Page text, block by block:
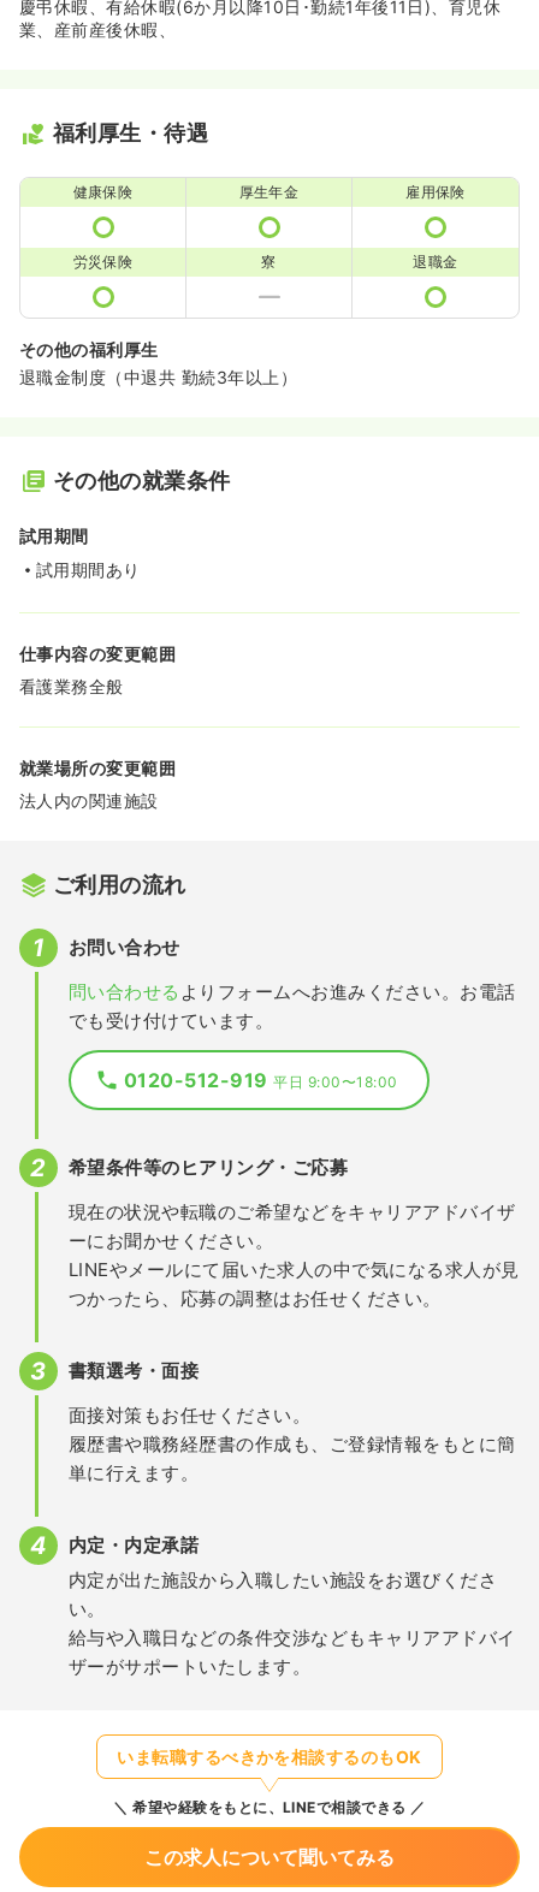
慶弔休暇、有給休暇(6か月以降10日･勤続1年後11日)、育児休
業、産前産後休暇、
福利厚生・待遇
健康保険 厚生年金 雇用保険
労災保険 寮 退職金
その他の福利厚生
退職金制度（中退共 勤続3年以上）
その他の就業条件
試用期間
試用期間あり
仕事内容の変更範囲
看護業務全般
就業場所の変更範囲
法人内の関連施設
ご利用の流れ
お問い合わせ
問い合わせる よりフォームへお進みください。お電話
でも受け付けています。
0120-512-919平日 9:00〜18:00
希望条件等のヒアリング・ご応募
現在の状況や転職のご希望などをキャリアアドバイザ
ーにお聞かせください。
LINEやメールにて届いた求人の中で気になる求人が見
つかったら、応募の調整はお任せください。
書類選考・面接
面接対策もお任せください。
履歴書や職務経歴書の作成も、ご登録情報をもとに簡
単に行えます。
内定・内定承諾
内定が出た施設から入職したい施設をお選びくださ
い。
給与や入職日などの条件交渉などもキャリアアドバイ
ザーがサポートいたします。
いま転職するべきかを相談するのもOK
希望や経験をもとに、LINEで相談できる
この求人について聞いてみる